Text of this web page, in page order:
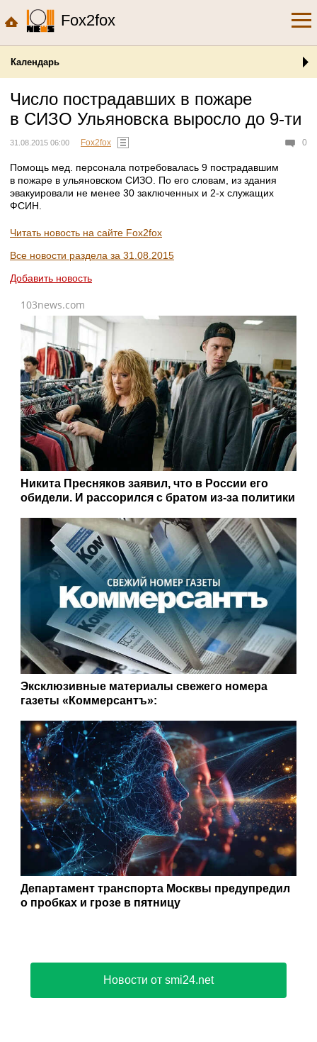
Fox2fox
Календарь
Число пострадавших в пожаре
в СИЗО Ульяновска выросло до 9-ти
0
31.08.2015 06:00 Fox2fox
Помощь мед. персонала потребовалась 9 пострадавшим
в пожаре в ульяновском СИЗО. По его словам, из здания
эвакуировали не менее 30 заключенных и 2-х служащих
ФСИН.
Читать новость на сайте Fox2fox
Все новости раздела за 31.08.2015
Добавить новость
103news.com
Никита Пресняков заявил, что в России его
обидели. И рассорился с братом из-за политики
Эксклюзивные материалы свежего номера
газеты «Коммерсантъ»:
Департамент транспорта Москвы предупредил
о пробках и грозе в пятницу
Новости от smi24.net